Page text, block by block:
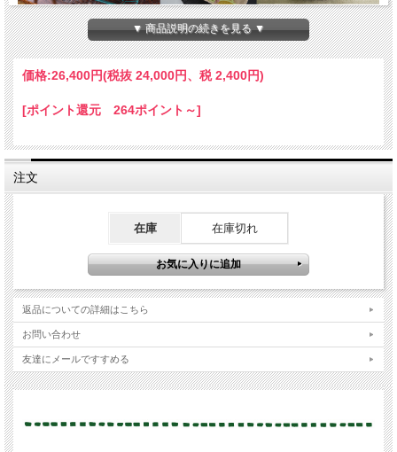
次回の受付開始★水曜日クラス★ 2023年～2024
年度 お茶のワークショップ「季節の日本茶おも
てなしレッスン（全4回）」（お菓子つき）
お茶の味が嫌いな日本人はほとんどいないのに、お友達の家にいくと「紅茶か珈
琲」がお決まりで日本茶が出てきたことはないです！という方が多いのでは？
いなんてもったいない。大切な誰かとの語らいの場に、もっと日本茶を取り入れて
【この講座の特徴】
もっと季節のお茶をトータルに愉しもう！
日本の文化を理解した上で自分らしさをプラスして日本茶のおもてなしをセンスア
ップします。
四季にあわせて全４回の講座になります。
【内容】
●お客様へのお茶の出し方、マナー
▼ 商品説明の続きを見る ▼
価格:26,400円(税抜 24,000円、税 2,400円)
[ポイント還元 264ポイント～]
注文
在庫 在庫切れ
返品についての詳細はこちら
お問い合わせ
友達にメールですすめる